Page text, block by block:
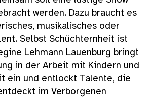
werden. Dazu braucht es
musikalisches oder
Selbst Schüchternheit ist
Lehmann Lauenburg bringt
in der Arbeit mit Kindern und
ein und entlockt Talente, die
im Verborgenen